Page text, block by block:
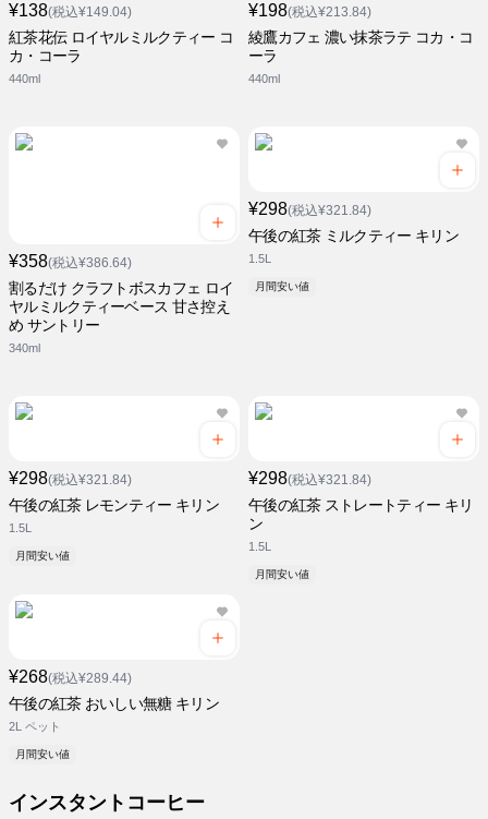
¥138(税込¥149.04)
紅茶花伝 ロイヤルミルクティー コ
カ・コーラ
440ml
¥198(税込¥213.84)
綾鷹カフェ 濃い抹茶ラテ コカ・コ
ーラ
440ml
¥358(税込¥386.64)
割るだけ クラフトボスカフェ ロイ
ヤルミルクティーベース 甘さ控え
め サントリー
340ml
¥298(税込¥321.84)
午後の紅茶 ミルクティー キリン
1.5L
月間安い値
¥298(税込¥321.84)
午後の紅茶 レモンティー キリン
1.5L
月間安い値
¥298(税込¥321.84)
午後の紅茶 ストレートティー キリ
ン
1.5L
月間安い値
¥268(税込¥289.44)
午後の紅茶 おいしい無糖 キリン
2L ペット
月間安い値
インスタントコーヒー